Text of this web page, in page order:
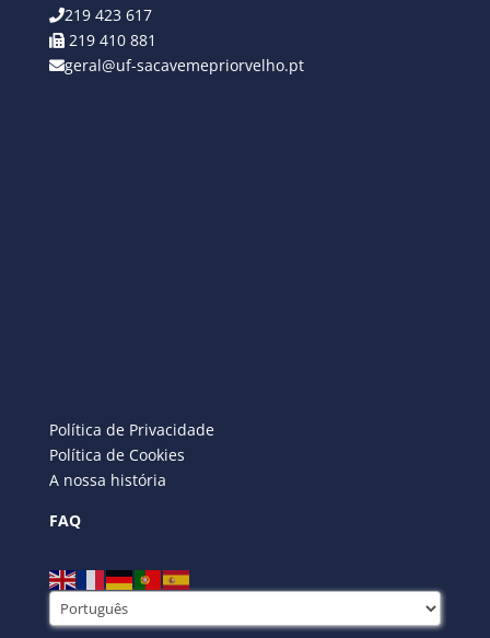
219 423 617
219 410 881
geral@uf-sacavemepriorvelho.pt
Política de Privacidade
Política de Cookies
A nossa história
FAQ